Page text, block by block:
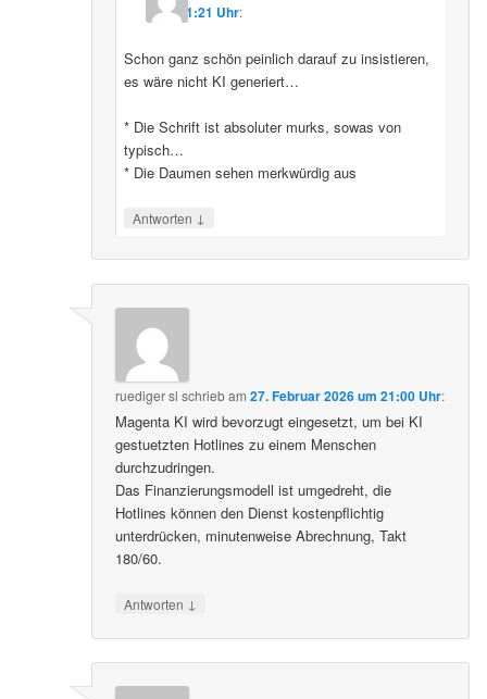
11:21 Uhr:
Schon ganz schön peinlich darauf zu insistieren,
es wäre nicht KI generiert…
* Die Schrift ist absoluter murks, sowas von
typisch…
* Die Daumen sehen merkwürdig aus
Antworten ↓
ruediger sl schriebam27. Februar 2026 um 21:00 Uhr:
Magenta KI wird bevorzugt eingesetzt, um bei KI
gestuetzten Hotlines zu einem Menschen
durchzudringen.
Das Finanzierungsmodell ist umgedreht, die
Hotlines können den Dienst kostenpflichtig
unterdrücken, minutenweise Abrechnung, Takt
180/60.
Antworten ↓